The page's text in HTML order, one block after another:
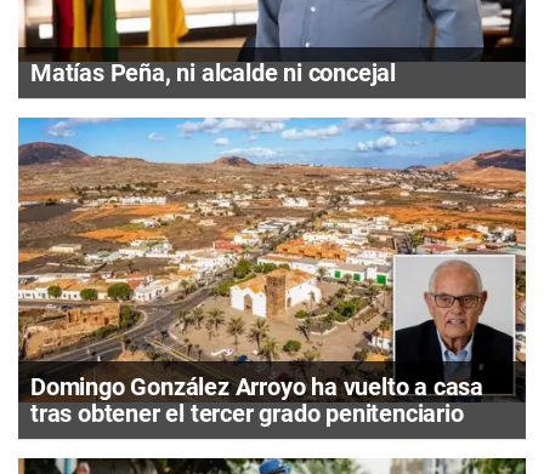
Matías Peña, ni alcalde ni concejal
Domingo González Arroyo ha vuelto a casa
tras obtener el tercer grado penitenciario